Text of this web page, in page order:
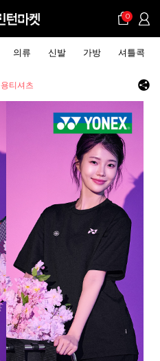
0
의류 신발 가방 셔틀콕
티셔츠